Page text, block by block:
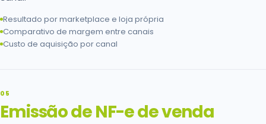
Resultado por marketplace e loja própria
Comparativo de margem entre canais
Custo de aquisição por canal
05
Emissão de NF-e de venda